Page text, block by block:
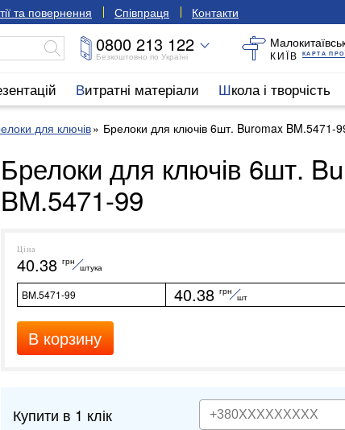
та повернення Співпраця Контакти
0800 213 122
Безкоштовно по Україні КИЇВ КАРТА
Витратні матеріали Школа і творчість
для ключів Брелоки для ключів 6шт. Buromax BM.5471-
Брелоки для ключів 6шт.
BM.5471-99
Ціна
40.38 грн
штука
BM.5471-99 40.38 грн
шт
В корзину
Купити в 1 клік